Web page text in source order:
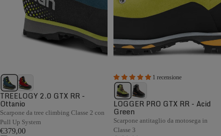
TREELOGY 2.0 GTX RR -
Ottanio
Scarpone da tree climbing Classe 2 con
Pull Up System
€379,00
1 recensione
LOGGER PRO GTX RR - Acid
Green
Scarpone antitaglio da motosega in
Classe 3